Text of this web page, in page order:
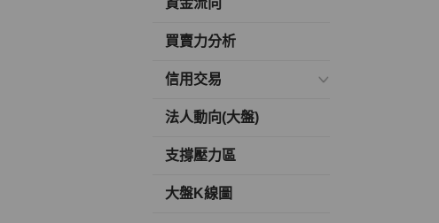
資金流向
買賣力分析
信用交易
法人動向(大盤)
支撐壓力區
大盤K線圖